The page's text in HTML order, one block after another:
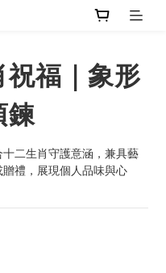
福｜象形
鍊
二生肖守護意涵，兼具藝
禮，展現個人品味與心